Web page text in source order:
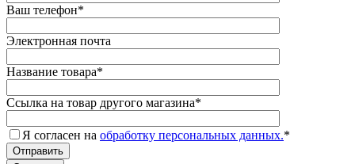
Ваш телефон*
Электронная почта
Название товара*
Ссылка на товар другого магазина*
Я согласен на обработку персональных данных.*